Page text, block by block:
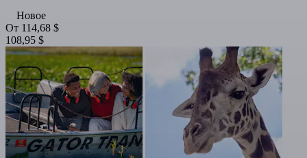
Новое
От 114,68 $
108,95 $